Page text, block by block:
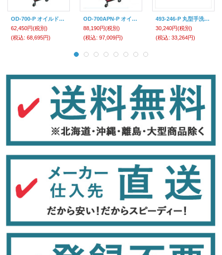
OD-700-P オイルドレーン ピンク ヤマダ(yamada)
62,450円(税別)
(税込: 68,695円)
OD-700APN-P オイルドレーンエアポンプ付 ピンク ヤマダ(yamada)
88,190円(税別)
(税込: 97,009円)
493-246-P 丸型手洗器//ピンク KAKUDAI(カクダイ) 4972353123612
30,240円(税別)
(税込: 33,264円)